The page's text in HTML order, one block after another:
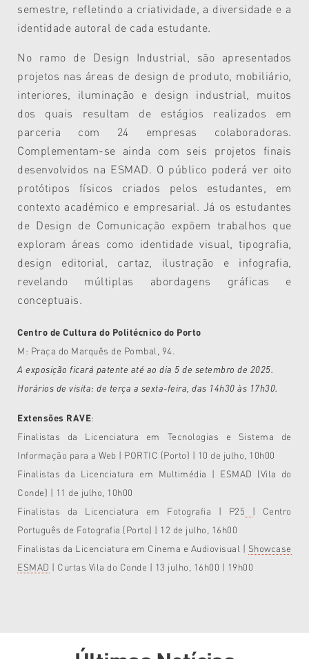
semestre, refletindo a criatividade, a diversidade e a
identidade autoral de cada estudante.
No ramo de Design Industrial, são apresentados
projetos nas áreas de design de produto, mobiliário,
interiores, iluminação e design industrial, muitos
dos quais resultam de estágios realizados em
parceria com 24 empresas colaboradoras.
Complementam-se ainda com seis projetos finais
desenvolvidos na ESMAD. O público poderá ver oito
protótipos físicos criados pelos estudantes, em
contexto académico e empresarial. Já os estudantes
de Design de Comunicação expõem trabalhos que
exploram áreas como identidade visual, tipografia,
design editorial, cartaz, ilustração e infografia,
revelando múltiplas abordagens gráficas e
conceptuais.
Centro de Cultura do Politécnico do Porto
M: Praça do Marquês de Pombal, 94.
A exposição ficará patente até ao dia 5 de setembro de 2025.
Horários de visita: de terça a sexta-feira, das 14h30 às 17h30.
Extensões RAVE:
Finalistas da Licenciatura em Tecnologias e Sistema de
Informação para a Web | PORTIC (Porto) | 10 de julho, 10h00
Finalistas da Licenciatura em Multimédia | ESMAD (Vila do
Conde) | 11 de julho, 10h00
Finalistas da Licenciatura em Fotografia | P25
| Centro
Português de Fotografia (Porto) | 12 de julho, 16h00
Finalistas da Licenciatura em Cinema e Audiovisual | Showcase
ESMAD | Curtas Vila do Conde | 13 julho, 16h00 | 19h00